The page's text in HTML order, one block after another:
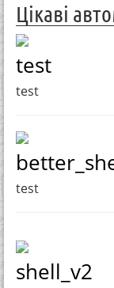
Цікаві
test
test
test
shell_v2